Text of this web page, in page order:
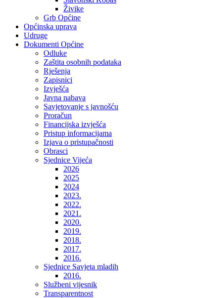
Živike
Grb Općine
Općinska uprava
Udruge
Dokumenti Općine
Odluke
Zaštita osobnih podataka
Rješenja
Zapisnici
Izvješća
Javna nabava
Savjetovanje s javnošću
Proračun
Financijska izvješća
Pristup informacijama
Izjava o pristupačnosti
Obrasci
Sjednice Vijeća
2026
2025
2024
2023.
2022.
2021.
2020.
2019.
2018.
2017.
2016.
Sjednice Savjeta mladih
2016.
Službeni vijesnik
Transparentnost